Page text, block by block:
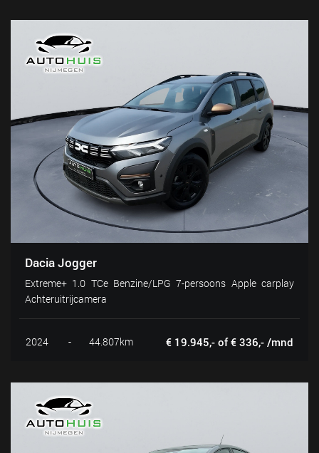
Dacia Jogger
Extreme+ 1.0 TCe Benzine/LPG 7-persoons Apple carplay
Achteruitrijcamera
2024 - 44.807km € 19.945,- of € 336,- /mnd